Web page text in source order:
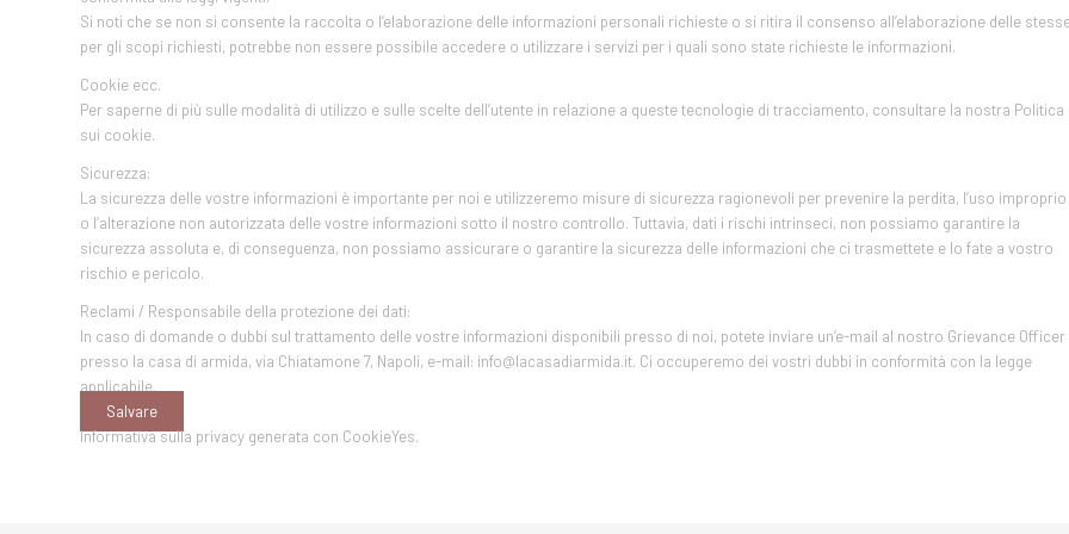
Si noti che se non si consente la raccolta o l’elaborazione delle informazioni personali richieste o si ritira il consenso all’elaborazione delle
per gli scopi richiesti, potrebbe non essere possibile accedere o utilizzare i servizi per i quali sono state richieste le informazioni.
Cookie ecc.
Per saperne di più sulle modalità di utilizzo e sulle scelte dell’utente in relazione a queste tecnologie di tracciamento, consultare la nostra Politica
sui cookie.
Sicurezza:
La sicurezza delle vostre informazioni è importante per noi e utilizzeremo misure di sicurezza ragionevoli per prevenire la perdita, l’uso improprio
o l’alterazione non autorizzata delle vostre informazioni sotto il nostro controllo. Tuttavia, dati i rischi intrinseci, non possiamo garantire la
sicurezza assoluta e, di conseguenza, non possiamo assicurare o garantire la sicurezza delle informazioni che ci trasmettete e lo fate a vostro
rischio e pericolo.
Reclami / Responsabile della protezione dei dati:
In caso di domande o dubbi sul trattamento delle vostre informazioni disponibili presso di noi, potete inviare un’e-mail al nostro Grievance Officer
presso la casa di armida, via Chiatamone 7, Napoli, e-mail: info@lacasadiarmida.it. Ci occuperemo dei vostri dubbi in conformità con la legge
applicabile.
Salvare
Informativa sulla privacy generata con CookieYes.